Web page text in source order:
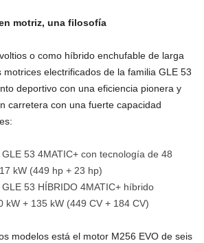
motriz, una filosofía
o como híbrido enchufable de larga
electrificados de la familia GLE 53
deportivo con una eficiencia pionera y
carretera con una fuerte capacidad
GLE 53 4MATIC+ con tecnología de 48
kW (449 hp + 23 hp)
GLE 53 HÍBRIDO 4MATIC+ híbrido
kW + 135 kW (449 CV + 184 CV)
modelos está el motor M256 EVO de seis